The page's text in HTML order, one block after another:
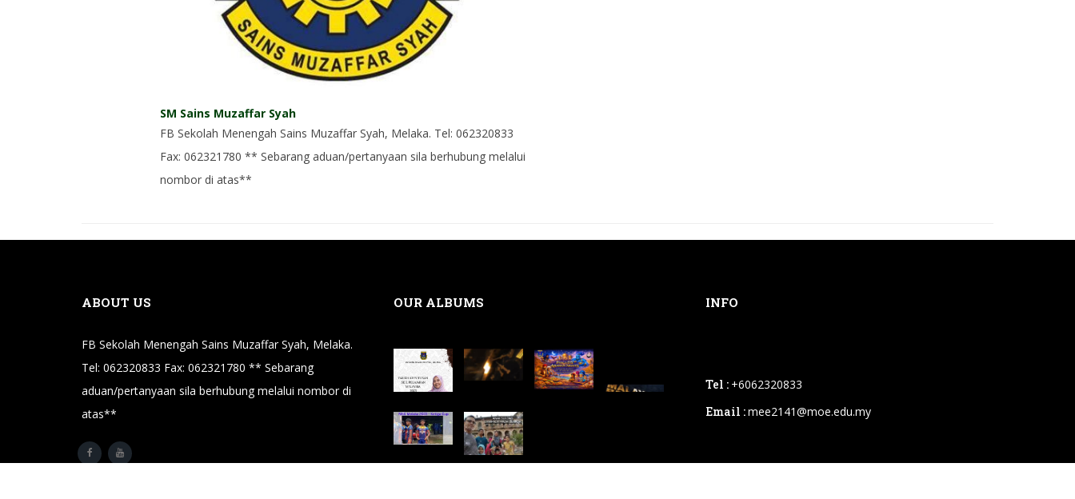
SM Sains Muzaffar Syah
FB Sekolah Menengah Sains Muzaffar Syah, Melaka. Tel: 062320833
Fax: 062321780 ** Sebarang aduan/pertanyaan sila berhubung melalui
nombor di atas**
ABOUT US
FB Sekolah Menengah Sains Muzaffar Syah, Melaka.
Tel: 062320833 Fax: 062321780 ** Sebarang
aduan/pertanyaan sila berhubung melalui nombor di
atas**
OUR ALBUMS INFO
Tel : +6062320833
Email :mee2141@moe.edu.my